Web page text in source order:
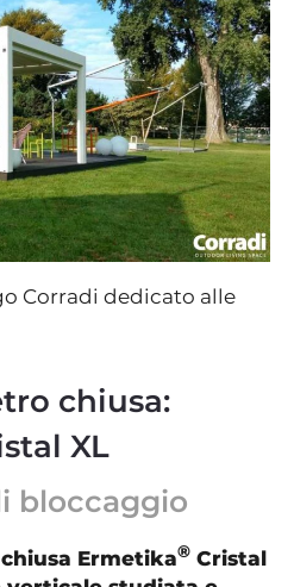
Corradi dedicato alle
chiusa:
XL
bloccaggio
Ermetika® Cristal